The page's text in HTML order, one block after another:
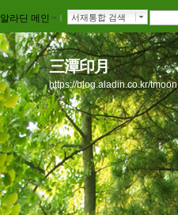
알라딘 메인 ｌ 서재통합 검색
三潭印月
https://blog.aladin.co.kr/tmoon